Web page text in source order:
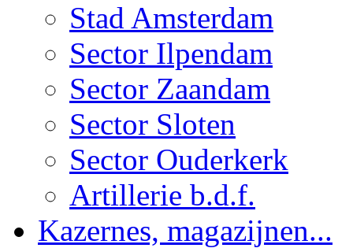
Stad Amsterdam
Sector Ilpendam
Sector Zaandam
Sector Sloten
Sector Ouderkerk
Artillerie b.d.f.
Kazernes, magazijnen...